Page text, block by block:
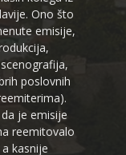
Ono što
emisije,
poslovnih
je emisije
reemitovalo
kasnije